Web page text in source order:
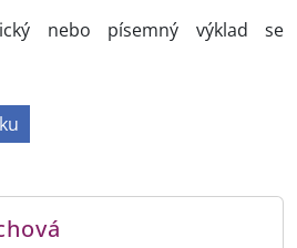
nebo písemný výklad se